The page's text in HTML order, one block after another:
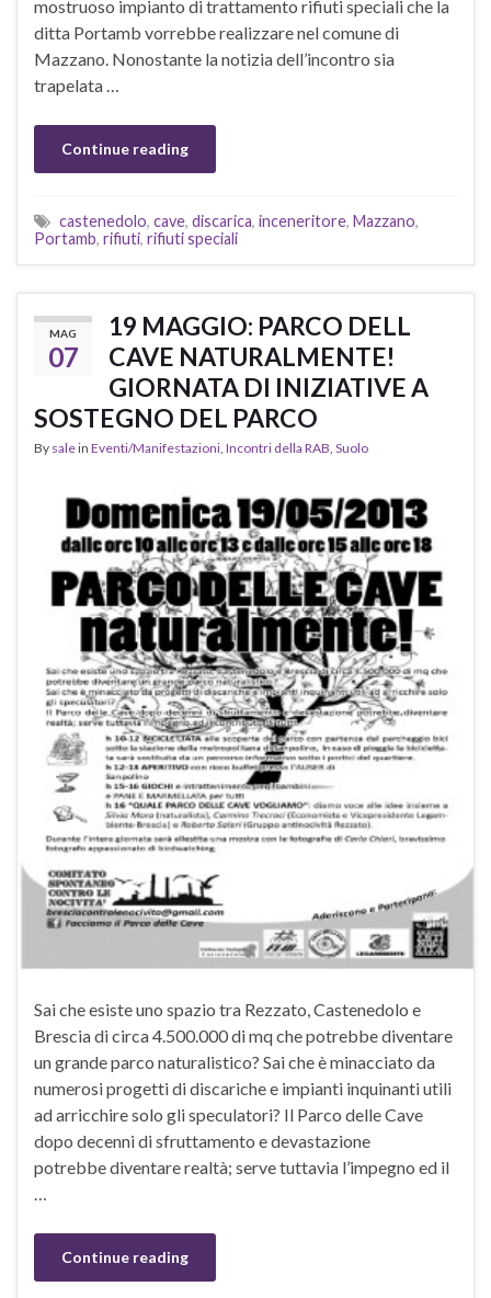
mostruoso impianto di trattamento rifiuti speciali che la
ditta Portamb vorrebbe realizzare nel comune di
Mazzano. Nonostante la notizia dell’incontro sia
trapelata …
Continue reading
castenedolo, cave, discarica, inceneritore, Mazzano,
Portamb, rifiuti, rifiuti speciali
MAG
07
19 MAGGIO: PARCO DELL
CAVE NATURALMENTE!
GIORNATA DI INIZIATIVE A
SOSTEGNO DEL PARCO
By salein Eventi/Manifestazioni, Incontri della RAB, Suolo
Sai che esiste uno spazio tra Rezzato, Castenedolo e
Brescia di circa 4.500.000 di mq che potrebbe diventare
un grande parco naturalistico? Sai che è minacciato da
numerosi progetti di discariche e impianti inquinanti utili
ad arricchire solo gli speculatori? Il Parco delle Cave
dopo decenni di sfruttamento e devastazione
potrebbe diventare realtà; serve tuttavia l’impegno ed il
…
Continue reading